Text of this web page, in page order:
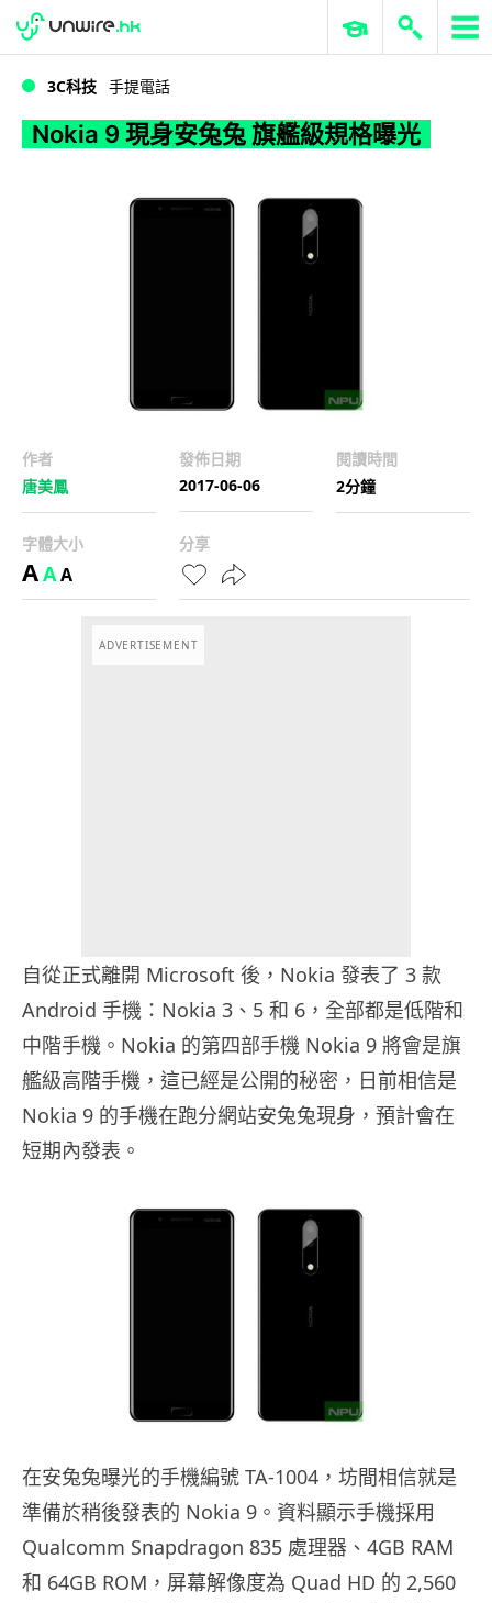
Nokia 9 現身安兔兔 旗艦級規格曝光
WWDC 2026 ERP 與商業 AI
3C科技 手提電話
Nokia 9 現身安兔兔 旗艦級規格曝光
作者
唐美鳳
發佈日期
2017-06-06
閱讀時間
2分鐘
字體大小
AAA
分享
ADVERTISEMENT
自從正式離開 Microsoft 後，Nokia 發表了 3 款
Android 手機：Nokia 3、5 和 6，全部都是低階和
中階手機。Nokia 的第四部手機 Nokia 9 將會是旗
艦級高階手機，這已經是公開的秘密，日前相信是
Nokia 9 的手機在跑分網站安兔兔現身，預計會在
短期內發表。
在安兔兔曝光的手機編號 TA-1004，坊間相信就是
準備於稍後發表的 Nokia 9。資料顯示手機採用
Qualcomm Snapdragon 835 處理器、4GB RAM
和 64GB ROM，屏幕解像度為 Quad HD 的 2,560